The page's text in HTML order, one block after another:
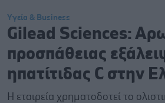
Υγεία & Business
Gilead Sciences:
προσπάθειας
ηπατίτιδας C στην
Η εταιρεία χρηματοδοτεί το